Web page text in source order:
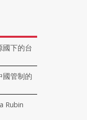
國下的台
國管制的
Rubin